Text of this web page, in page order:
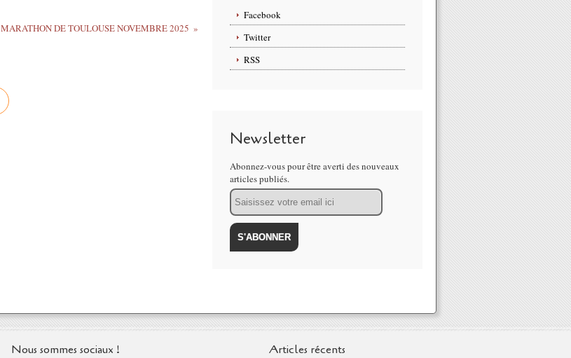
MARATHON DE TOULOUSE NOVEMBRE 2025
Facebook
Twitter
RSS
Newsletter
Abonnez-vous pour être averti des nouveaux
articles publiés.
Email
Nous sommes sociaux ! Articles récents